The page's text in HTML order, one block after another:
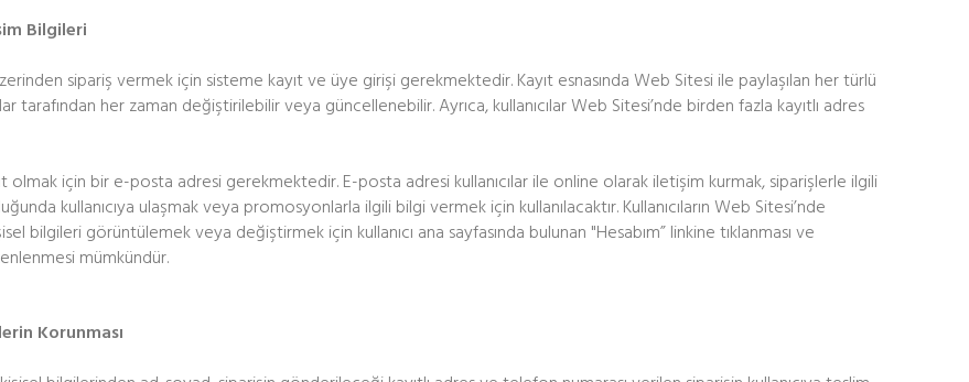
Bilgileri
sipariş vermek için sisteme kayıt ve üye girişi gerekmektedir. Kayıt esnasında Web Sitesi ile paylaşılan her türlü
tarafından her zaman değiştirilebilir veya güncellenebilir. Ayrıca, kullanıcılar Web Sitesi’nde birden fazla kayıtlı adres
olmak için bir e-posta adresi gerekmektedir. E-posta adresi kullanıcılar ile online olarak iletişim kurmak, siparişlerle ilgili
kullanıcıya ulaşmak veya promosyonlarla ilgili bilgi vermek için kullanılacaktır. Kullanıcıların Web Sitesi’nde
bilgileri görüntülemek veya değiştirmek için kullanıcı ana sayfasında bulunan "Hesabım” linkine tıklanması ve
mümkündür.
Korunması